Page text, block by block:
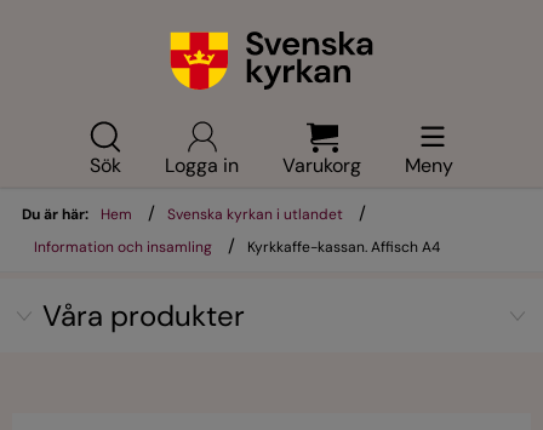
Sök Logga in Varukorg Meny
Du är här: Hem / Svenska kyrkan i utlandet /
Information och insamling / Kyrkkaffe-kassan. Affisch A4
Våra produkter